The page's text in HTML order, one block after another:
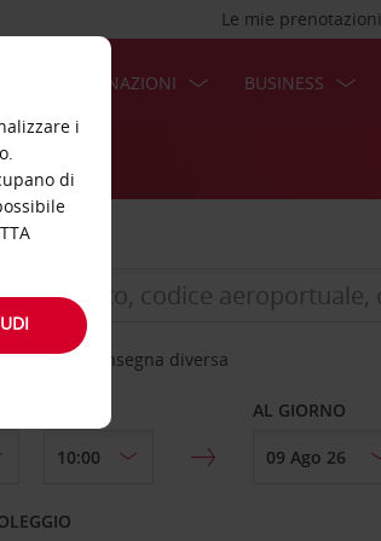
Le mie prenotazioni
DESTINAZIONI BUSINESS
di riconsegna diversa
AL GIORNO
i
di